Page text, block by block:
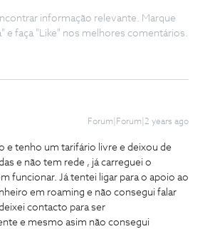
informação relevante. Marque
e faça "Like" nos melhores comentários.
Forum|Forum|2 years ago
e tenho um tarifário livre e deixou de
e não tem rede , já carreguei o
funcionar. Já tentei ligar para o apoio ao
em roaming e não consegui falar
contacto para ser
e mesmo asim não consegui